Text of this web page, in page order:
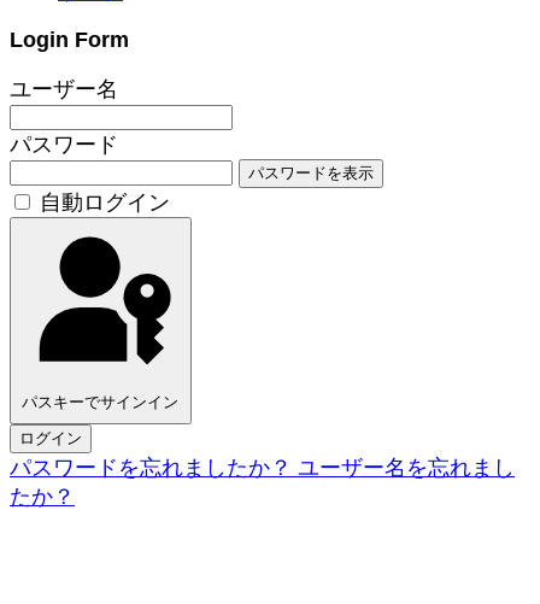
Login Form
ユーザー名
パスワード
パスワードを表示
自動ログイン
パスキーでサインイン
ログイン
パスワードを忘れましたか？ ユーザー名を忘れまし
たか？